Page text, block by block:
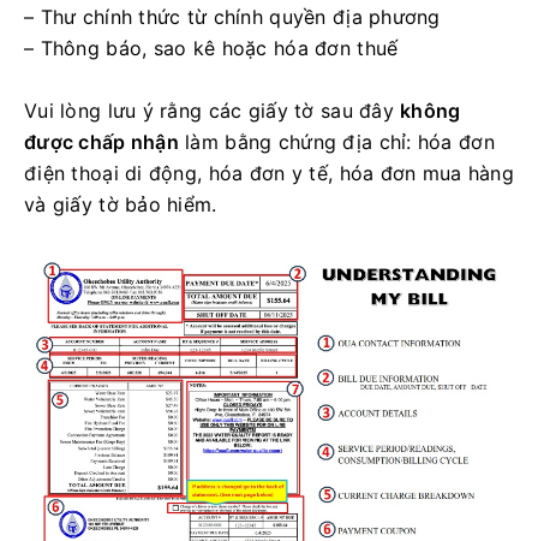
– Thư chính thức từ chính quyền địa phương
– Thông báo, sao kê hoặc hóa đơn thuế
Vui lòng lưu ý rằng các giấy tờ sau đây không
được chấp nhận làm bằng chứng địa chỉ: hóa đơn
điện thoại di động, hóa đơn y tế, hóa đơn mua hàng
và giấy tờ bảo hiểm.